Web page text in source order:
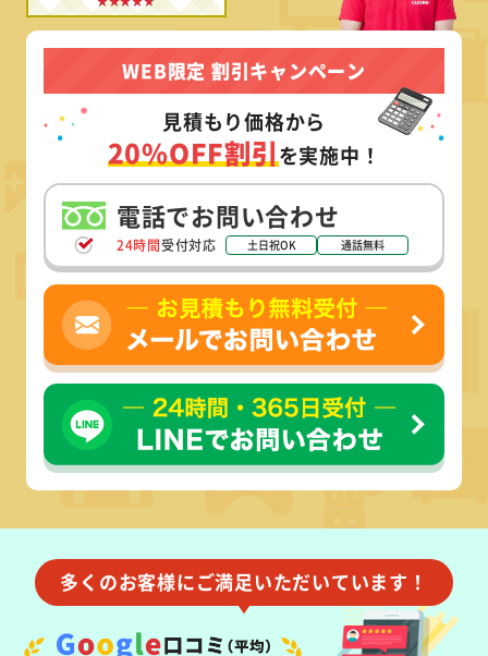
WEB限定 割引キャンペーン
見積もり価格から
20%OFF割引を実施中！
電話でお問い合わせ
24時間受付対応 土日祝OK 通話無料
多くのお客様にご満足いただいています！